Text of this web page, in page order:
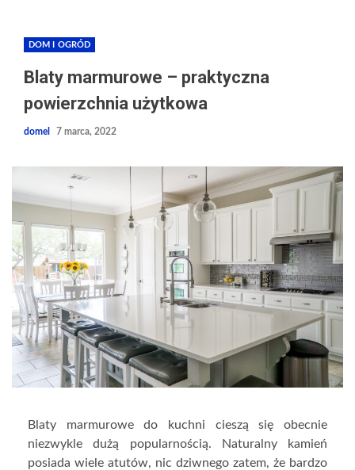
DOM I OGRÓD
Blaty marmurowe – praktyczna
powierzchnia użytkowa
domel 7 marca, 2022
Blaty marmurowe do kuchni cieszą się obecnie
niezwykle dużą popularnością. Naturalny kamień
posiada wiele atutów, nic dziwnego zatem, że bardzo